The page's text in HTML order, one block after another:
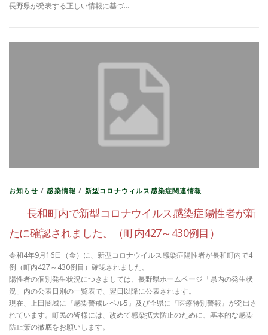
長野県が発表する正しい情報に基づ…
お知らせ /感染情報 / 新型コロナウィルス感染症関連情報
長和町内で新型コロナウイルス感染症陽性者が新
たに確認されました。（町内427～430例目）
令和4年9月16日（金）に、新型コロナウイルス感染症陽性者が長和町内で4
例（町内427～430例目）確認されました。
陽性者の個別発生状況につきましては、長野県ホームページ「県内の発生状
況」内の公表日別の一覧表で、翌日以降に公表されます。
現在、上田圏域に『感染警戒レベル5』及び全県に『医療特別警報』が発出さ
れています。町民の皆様には、改めて感染拡大防止のために、基本的な感染
防止策の徹底をお願いします。